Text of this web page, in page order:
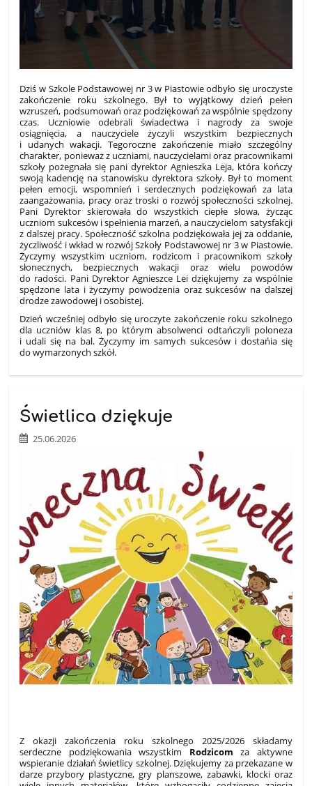
Dziś w Szkole Podstawowej nr 3 w Piastowie odbyło się uroczyste
zakończenie roku szkolnego. Był to wyjątkowy dzień pełen
wzruszeń, podsumowań oraz podziękowań za wspólnie spędzony
czas. Uczniowie odebrali świadectwa i nagrody za swoje
osiągnięcia, a nauczyciele życzyli wszystkim bezpiecznych
i udanych wakacji. Tegoroczne zakończenie miało szczególny
charakter, ponieważ z uczniami, nauczycielami oraz pracownikami
szkoły pożegnała się pani dyrektor Agnieszka Leja, która kończy
swoją kadencję na stanowisku dyrektora szkoły. Był to moment
pełen emocji, wspomnień i serdecznych podziękowań za lata
zaangażowania, pracy oraz troski o rozwój społeczności szkolnej.
Pani Dyrektor skierowała do wszystkich ciepłe słowa, życząc
uczniom sukcesów i spełnienia marzeń, a nauczycielom satysfakcji
z dalszej pracy. Społeczność szkolna podziękowała jej za oddanie,
życzliwość i wkład w rozwój Szkoły Podstawowej nr 3 w Piastowie.
Życzymy wszystkim uczniom, rodzicom i pracownikom szkoły
słonecznych, bezpiecznych wakacji oraz wielu powodów
do radości. Pani Dyrektor Agnieszce Lei dziękujemy za wspólnie
spędzone lata i życzymy powodzenia oraz sukcesów na dalszej
drodze zawodowej i osobistej.
Dzień wcześniej odbyło się uroczyte zakończenie roku szkolnego
dla uczniów klas 8, po którym absolwenci odtańczyli poloneza
i udali się na bal. Życzymy im samych sukcesów i dostańia się
do wymarzonych szkół.
Świetlica dziękuje
25.06.2026
Z okazji zakończenia roku szkolnego 2025/2026 składamy
serdeczne podziękowania wszystkim Rodzicomza aktywne
wspieranie działań świetlicy szkolnej. Dziękujemy za przekazane w
darze przybory plastyczne, gry planszowe, zabawki, klocki oraz